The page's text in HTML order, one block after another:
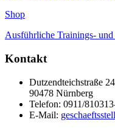
Shop
Ausführliche Trainings-
Kontakt
Dutzendteichstraße 24
90478 Nürnberg
Telefon: 0911/
E-Mail: